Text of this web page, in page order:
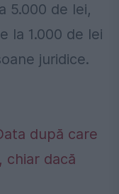
5.000 de lei,
la 1.000 de lei
juridice.
după care
chiar dacă